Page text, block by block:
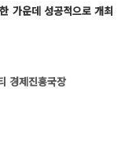
가운데 성공적으로 개최
경제진흥국장